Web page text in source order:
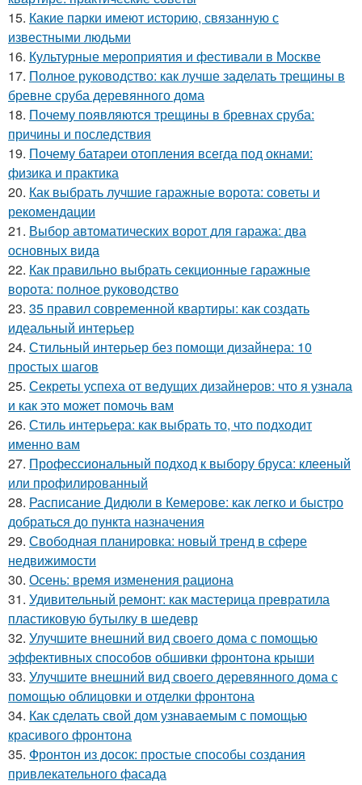
15. Какие парки имеют историю, связанную с
известными людьми
16. Культурные мероприятия и фестивали в Москве
17. Полное руководство: как лучше заделать трещины в
бревне сруба деревянного дома
18. Почему появляются трещины в бревнах сруба:
причины и последствия
19. Почему батареи отопления всегда под окнами:
физика и практика
20. Как выбрать лучшие гаражные ворота: советы и
рекомендации
21. Выбор автоматических ворот для гаража: два
основных вида
22. Как правильно выбрать секционные гаражные
ворота: полное руководство
23. 35 правил современной квартиры: как создать
идеальный интерьер
24. Стильный интерьер без помощи дизайнера: 10
простых шагов
25. Секреты успеха от ведущих дизайнеров: что я узнала
и как это может помочь вам
26. Стиль интерьера: как выбрать то, что подходит
именно вам
27. Профессиональный подход к выбору бруса: клееный
или профилированный
28. Расписание Дидюли в Кемерове: как легко и быстро
добраться до пункта назначения
29. Свободная планировка: новый тренд в сфере
недвижимости
30. Осень: время изменения рациона
31. Удивительный ремонт: как мастерица превратила
пластиковую бутылку в шедевр
32. Улучшите внешний вид своего дома с помощью
эффективных способов обшивки фронтона крыши
33. Улучшите внешний вид своего деревянного дома с
помощью облицовки и отделки фронтона
34. Как сделать свой дом узнаваемым с помощью
красивого фронтона
35. Фронтон из досок: простые способы создания
привлекательного фасада